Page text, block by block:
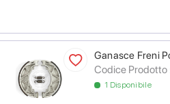
Ganasce Freni
Codice Prodotto
1 Disponibile